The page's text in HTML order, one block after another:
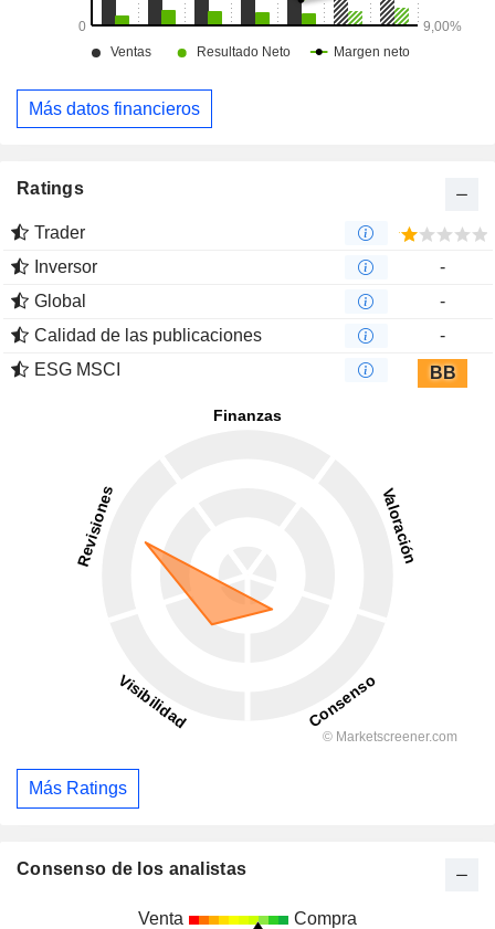
Más datos financieros
Ratings
Trader
Inversor
-
Global
-
Calidad de las publicaciones
-
ESG MSCI
BB
Más Ratings
Consenso de los analistas
Venta Compra